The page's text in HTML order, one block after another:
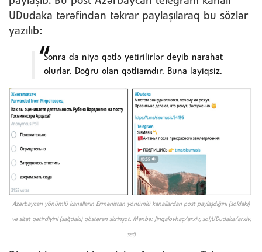
UDudaka tərəfindən təkrar paylaşılaraq bu sözlər
yazılıb:
Sonra da niyə qətlə yetirilirlər deyib narahat
olurlar. Doğru olan qətliamdır. Buna layiqsiz.
Azərbaycan yönümlü kanalların Ermənistan yönümlü kanallardan post paylaşdığını (soldakı)
və sitat gətirdiyini (sağdakı) göstərən skrinşot. Mənbə: Jinqalovhaç/arxiv, sol;UDudaka/arxiv,
sağ